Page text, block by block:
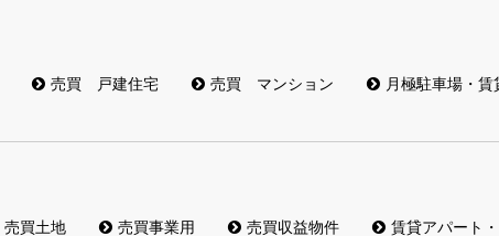
売買 戸建住宅 売買 マンション 月極駐車場・賃
売買土地 売買事業用 売買収益物件 賃貸アパート